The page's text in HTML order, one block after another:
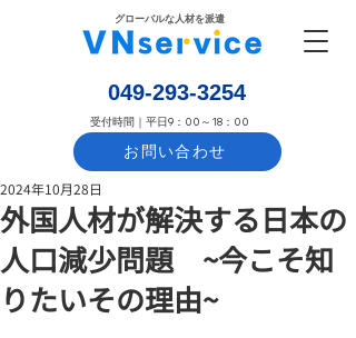
​グローバルな人材を派遣
お問い合わせ
​049-293-3254
​受付時間｜平日9：00～18：00
外国人材が解決する日本の
人口減少問題 ~今こそ知
りたいその理由~
2024年10月28日